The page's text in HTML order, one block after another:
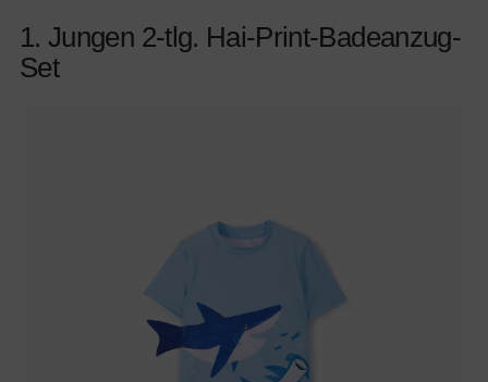
1. Jungen 2-tlg. Hai-Print-Badeanzug-
Set